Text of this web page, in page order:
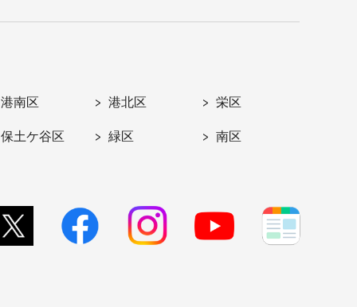
港南区 港北区 栄区
保土ケ谷区 緑区 南区